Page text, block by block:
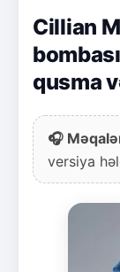
Cillian
qusma
🎧
versiya